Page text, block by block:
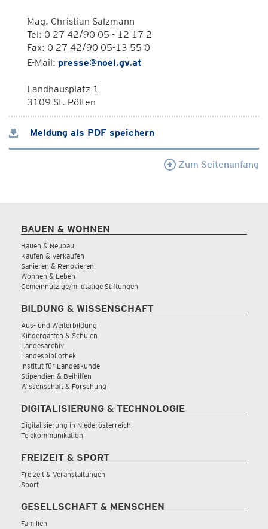
Mag. Christian Salzmann
Tel: 0 27 42/90 05 - 12 17 2
Fax: 0 27 42/90 05-13 55 0
E-Mail: presse@noel.gv.at
Landhausplatz 1
3109 St. Pölten
Meldung als PDF speichern
Zum Seitenanfang
BAUEN & WOHNEN
Bauen & Neubau
Kaufen & Verkaufen
Sanieren & Renovieren
Wohnen & Leben
Gemeinnützige/mildtätige Stiftungen
BILDUNG & WISSENSCHAFT
Aus- und Weiterbildung
Kindergärten & Schulen
Landesarchiv
Landesbibliothek
Institut für Landeskunde
Stipendien & Beihilfen
Wissenschaft & Forschung
DIGITALISIERUNG & TECHNOLOGIE
Digitalisierung in Niederösterreich
Telekommunikation
FREIZEIT & SPORT
Freizeit & Veranstaltungen
Sport
GESELLSCHAFT & MENSCHEN
Familien